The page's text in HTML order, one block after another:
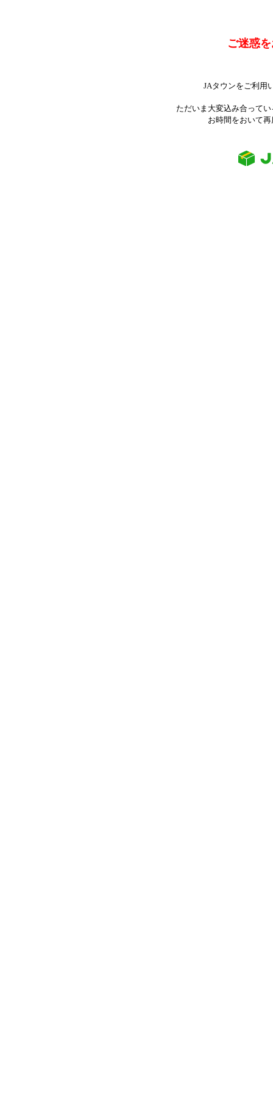
ご迷惑
JAタウンをご利用
ただいま大変込み合って
お時間をおいて